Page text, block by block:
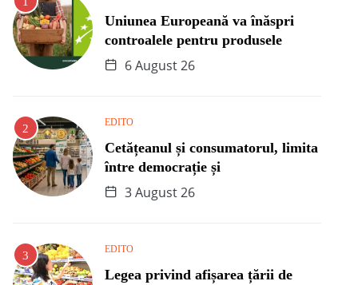
Uniunea Europeană va înăspri
controalele pentru produsele
6 August 26
EDITO
Cetățeanul și consumatorul, limita
între democrație și
3 August 26
EDITO
Legea privind afișarea țării de